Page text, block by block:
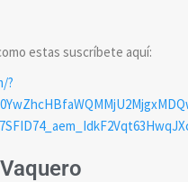
estas suscríbete aquí:
?